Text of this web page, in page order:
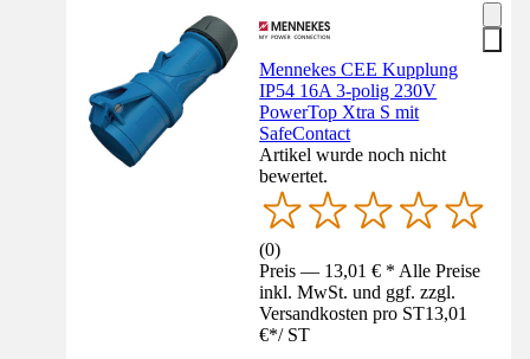
Mennekes CEE Kupplung
IP54 16A 3-polig 230V
PowerTop Xtra S mit
SafeContact
Artikel wurde noch nicht
bewertet.
(0)
Preis — 13,01 € * Alle Preise
inkl. MwSt. und ggf. zzgl.
Versandkosten pro ST13,01
€*/ ST